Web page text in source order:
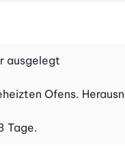
ausgelegt
Ofens.
Tage.